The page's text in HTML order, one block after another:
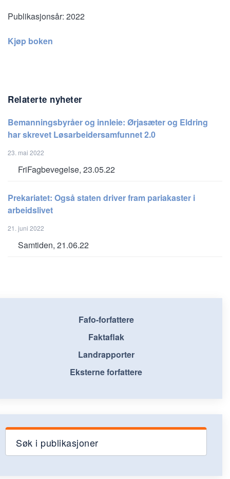
Publikasjonsår: 2022
Kjøp boken
Relaterte nyheter
Bemanningsbyråer og innleie: Ørjasæter og Eldring
har skrevet Løsarbeidersamfunnet 2.0
23. mai 2022
FriFagbevegelse, 23.05.22
Prekariatet: Også staten driver fram pariakaster i
arbeidslivet
21. juni 2022
Samtiden, 21.06.22
Fafo-forfattere
Faktaflak
Landrapporter
Eksterne forfattere
Søk i publikasjoner